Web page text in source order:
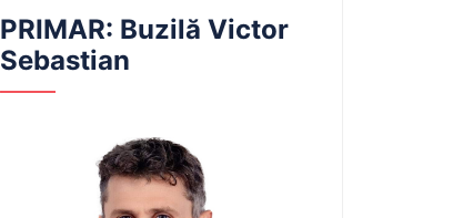
PRIMAR: Buzilă Victor
Sebastian